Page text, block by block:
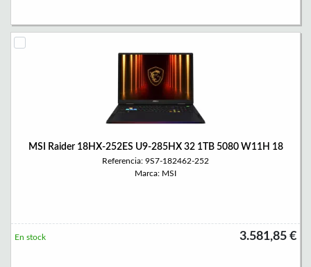
MSI Raider 18HX-252ES U9-285HX 32 1TB 5080 W11H 18
Referencia: 9S7-182462-252
Marca: MSI
3.581,85 €
En stock